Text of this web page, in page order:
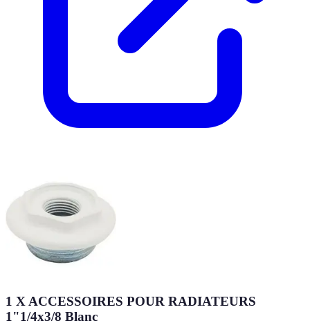
1 X ACCESSOIRES POUR RADIATEURS
1"1/4x3/8 Blanc